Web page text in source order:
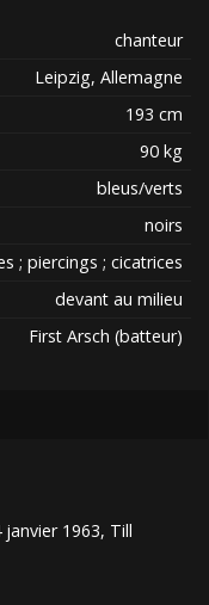
chanteur
Leipzig, Allemagne
193 cm
90 kg
bleus/verts
noirs
; piercings ; cicatrices
devant au milieu
First Arsch (batteur)
1963, Till